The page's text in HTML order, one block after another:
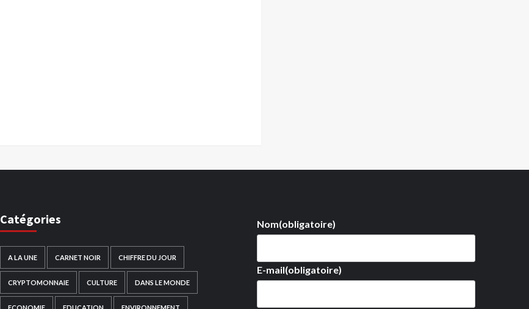
Catégories
A LA UNE CARNET NOIR CHIFFRE DU JOUR
CRYPTOMONNAIE CULTURE DANS LE MONDE
Nom(obligatoire)
E-mail(obligatoire)